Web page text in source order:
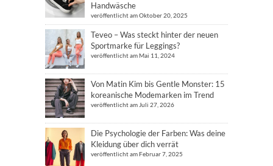
Handwäsche
veröffentlicht am Oktober 20, 2025
Teveo – Was steckt hinter der neuen
Sportmarke für Leggings?
veröffentlicht am Mai 11, 2024
Von Matin Kim bis Gentle Monster: 15
koreanische Modemarken im Trend
veröffentlicht am Juli 27, 2026
Die Psychologie der Farben: Was deine
Kleidung über dich verrät
veröffentlicht am Februar 7, 2025